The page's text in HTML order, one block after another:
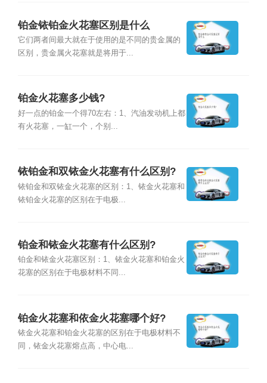
铂金铱铂金火花塞区别是什么
它们两者间最大就在于使用的是不同的贵金属的
区别，贵金属火花塞就是将用于...
铂金火花塞多少钱?
好一点的铂金一个得70左右：1、汽油发动机上都
有火花塞，一缸一个，个别...
铱铂金和双铱金火花塞有什么区别?
铱铂金和双铱金火花塞的区别：1、铱金火花塞和
铱铂金火花塞的区别在于电极...
铂金和铱金火花塞有什么区别?
铂金和铱金火花塞区别：1、铱金火花塞和铂金火
花塞的区别在于电极材料不同...
铂金火花塞和依金火花塞哪个好?
铱金火花塞和铂金火花塞的区别在于电极材料不
同，铱金火花塞熔点高，中心电...